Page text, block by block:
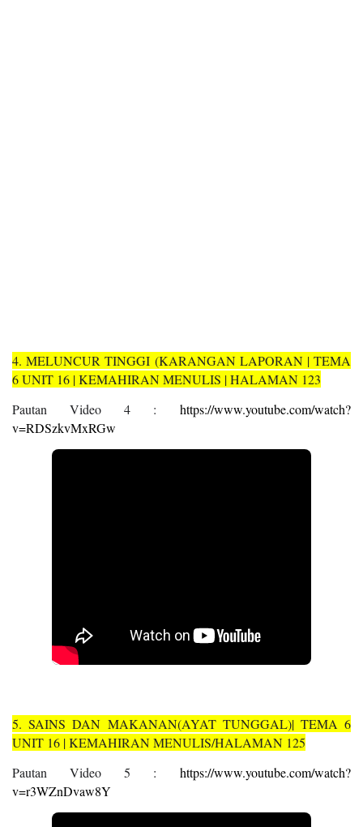
4. MELUNCUR TINGGI (KARANGAN LAPORAN | TEMA
6 UNIT 16 | KEMAHIRAN MENULIS | HALAMAN 123
Pautan Video 4 : https://www.youtube.com/watch?
v=RDSzkvMxRGw
5. SAINS DAN MAKANAN(AYAT TUNGGAL)| TEMA 6
UNIT 16 | KEMAHIRAN MENULIS/HALAMAN 125
Pautan Video 5 : https://www.youtube.com/watch?
v=r3WZnDvaw8Y